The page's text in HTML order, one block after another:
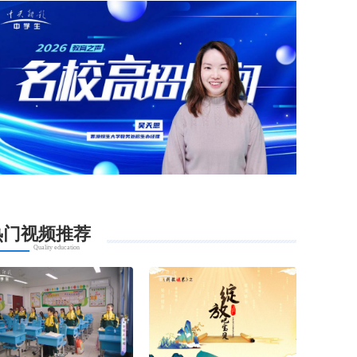
视频推荐
Quality education